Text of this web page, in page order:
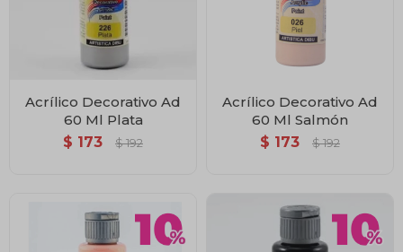
Acrílico Decorativo Ad
60 Ml Plata
$ 173 $ 192
Acrílico Decorativo Ad
60 Ml Salmón
$ 173 $ 192